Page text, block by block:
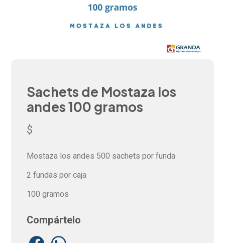
Sachets de Mostaza los
andes 100 gramos
$
Mostaza los andes 500 sachets por funda
2 fundas por caja
100 gramos
Compártelo